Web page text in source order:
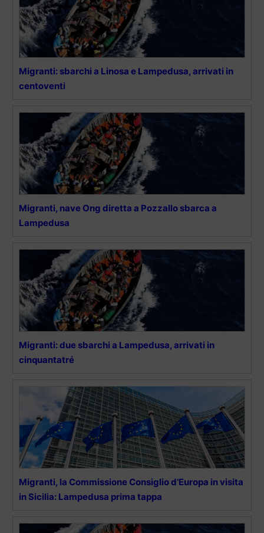
Migranti: sbarchi a Linosa e Lampedusa, arrivati in
centoventi
Migranti, nave Ong diretta a Pozzallo sbarca a
Lampedusa
Migranti: due sbarchi a Lampedusa, arrivati in
cinquantatré
Migranti, la Commissione Consiglio d’Europa in visita
in Sicilia: Lampedusa prima tappa